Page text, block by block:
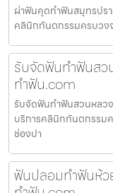
ผ่าฟันคุดทำฟันสมุทรปร
คลินิกทันตกรรมครบวง
รับจัดฟันทำฟันสว
ทำฟัน.com
รับจัดฟันทำฟันสวนหลว
บริการคลินิกทันตกรรม
ช่องปา
ฟันปลอมทำฟันห้ว